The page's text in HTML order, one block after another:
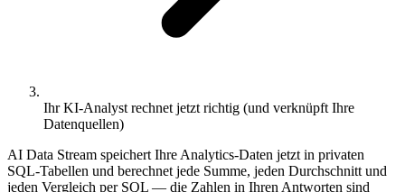
Ihr KI-Analyst rechnet jetzt richtig (und verknüpft Ihre
Datenquellen)
AI Data Stream speichert Ihre Analytics-Daten jetzt in privaten
SQL-Tabellen und berechnet jede Summe, jeden Durchschnitt und
jeden Vergleich per SQL — die Zahlen in Ihren Antworten sind